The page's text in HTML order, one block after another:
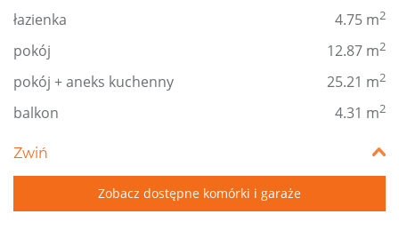
łazienka 4.75 m2
pokój 12.87 m2
pokój + aneks kuchenny 25.21 m2
balkon 4.31 m2
Zwiń
Zobacz dostępne komórki i garaże